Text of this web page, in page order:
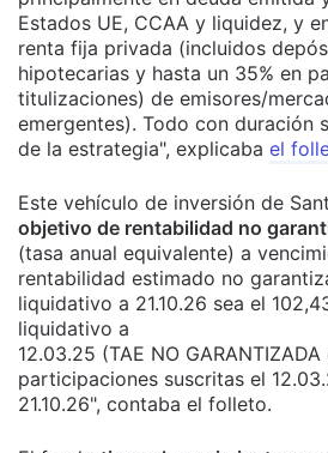
Estados UE, CCAA y liquidez, y
renta fija privada (incluidos
hipotecarias y hasta un 35% en
titulizaciones) de emisores/
emergentes). Todo con duración
de la estrategia", explicaba el
Este vehículo de inversión de
objetivo de rentabilidad no
(tasa anual equivalente) a
rentabilidad estimado no
liquidativo a 21.10.26 sea el
liquidativo a
12.03.25 (TAE NO GARANTIZADA
participaciones suscritas el
21.10.26", contaba el folleto.